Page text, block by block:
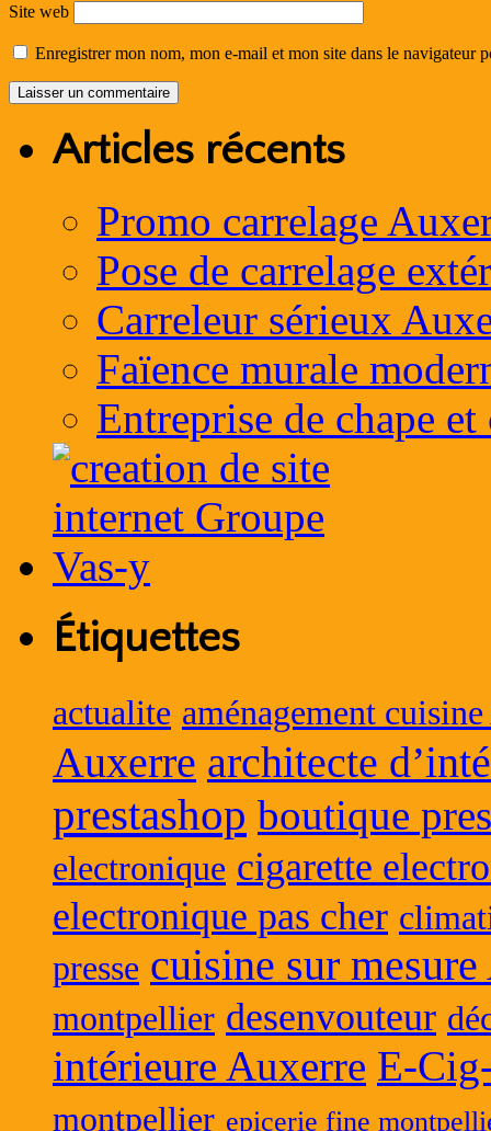
Site web
Enregistrer mon nom, mon e-mail et mon site dans le navigateur
Articles récents
Promo carrelage
Pose de carrelage
Carreleur sérieux
Faïence murale
Entreprise de chape
Étiquettes
actualite aménagement
Auxerre architecte
prestashop boutique
electronique cigarette
electronique pas cher
presse cuisine sur
montpellier desenvouteur
intérieure Auxerre E-
montpellier epicerie fine